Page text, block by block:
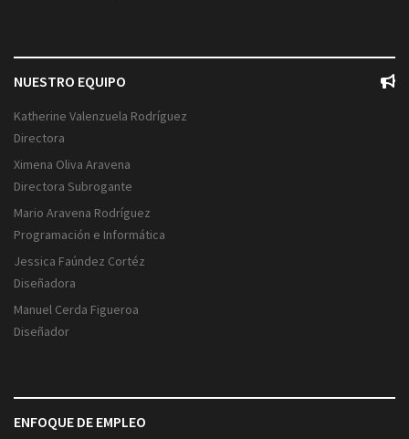
NUESTRO EQUIPO
Katherine Valenzuela Rodríguez
Directora
Ximena Oliva Aravena
Directora Subrogante
Mario Aravena Rodríguez
Programación e Informática
Jessica Faúndez Cortéz
Diseñadora
Manuel Cerda Figueroa
Diseñador
ENFOQUE DE EMPLEO